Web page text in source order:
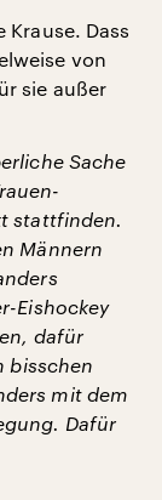
Krause. Dass
von
sie außer
Sache
stattfinden.
Männern
Eishockey
dafür
bisschen
mit dem
Dafür